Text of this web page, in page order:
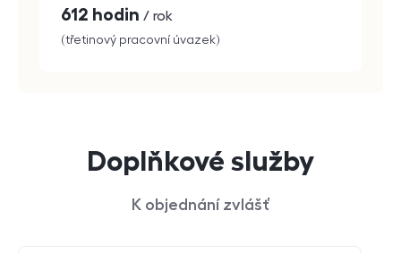
612 hodin / rok
(třetinový pracovní úvazek)
Doplňkové služby
K objednání zvlášť